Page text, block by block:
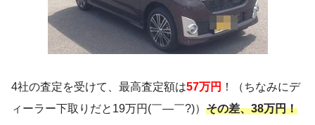
4社の査定を受けて、最高査定額は57万円 ！（ちなみにデ
ィーラー下取りだと19万円(￣―￣?)） その差、38万円！